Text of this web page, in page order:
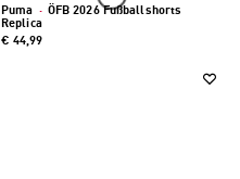
Puma · ÖFB 2026 Fußballshorts
Replica
€ 44,99